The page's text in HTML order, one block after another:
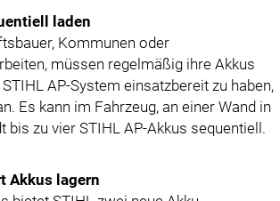
laden
Kommunen oder
müssen regelmäßig ihre Akkus
AP-System einsatzbereit zu haben,
Es kann im Fahrzeug, an einer Wand in
zu vier STIHL AP-Akkus sequentiell.
Akkus lagern